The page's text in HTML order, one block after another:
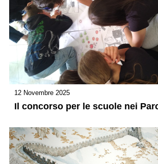
12 Novembre 2025
Il concorso per le scuole nei